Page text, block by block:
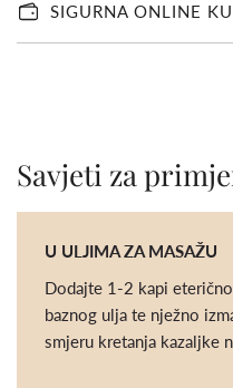
E
SIGURNA ONLINE
Savjeti za
U ULJIMA ZA MASAŽU
Dodajte 1-2 kapi
baznog ulja te nježno
smjeru kretanja kazaljke